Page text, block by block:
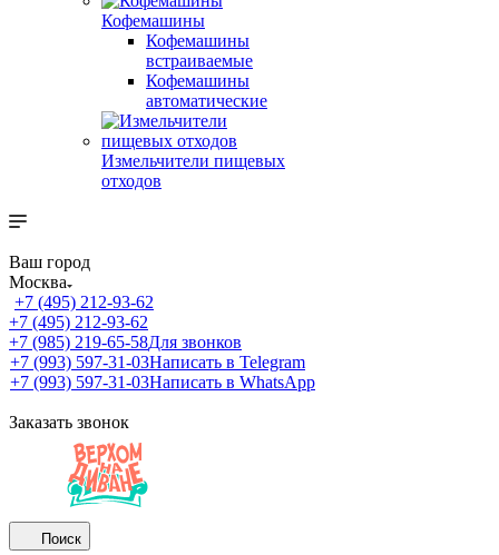
Кофемашины
Кофемашины
встраиваемые
Кофемашины
автоматические
Измельчители пищевых
отходов
Ваш город
Москва
+7 (495) 212-93-62
+7 (495) 212-93-62
+7 (985) 219-65-58Для звонков
+7 (993) 597-31-03Написать в Telegram
+7 (993) 597-31-03Написать в WhatsApp
Заказать звонок
Поиск